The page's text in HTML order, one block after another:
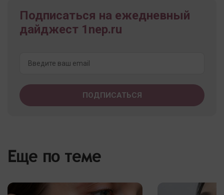
Подписаться на ежедневный
дайджест 1nep.ru
Еще по теме